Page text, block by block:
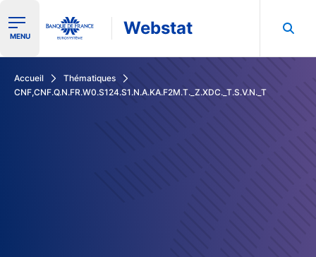
Ouvrir le menu de navigation
MENU Webstat
Accueil
Thématiques
CNF,CNF.Q.N.FR.W0.S124.S1.N.A.KA.F2M.T._Z.XDC._T.S.V.N._T